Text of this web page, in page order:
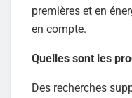
premières et en
en compte.
Quelles sont les
Des recherches